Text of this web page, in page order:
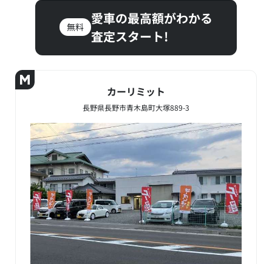
無料
愛車の最高額がわかる
査定スタート!
カーリミット
長野県長野市青木島町大塚889-3